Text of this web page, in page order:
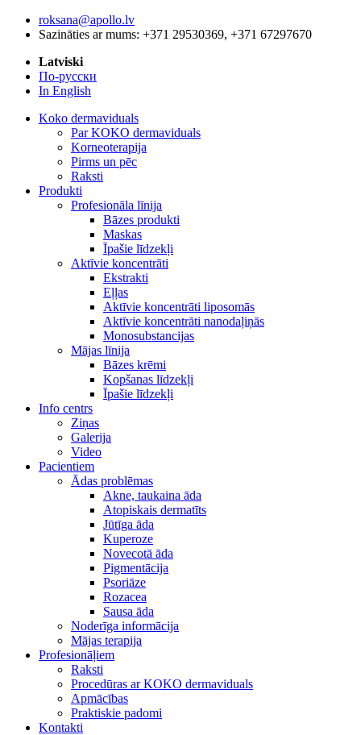
roksana@apollo.lv
Sazināties ar mums: +371 29530369, +371 67297670
Latviski
По-русски
In English
Koko dermaviduals
Par KOKO dermaviduals
Korneoterapija
Pirms un pēc
Raksti
Produkti
Profesionāla līnija
Bāzes produkti
Maskas
Īpašie līdzekļi
Aktīvie koncentrāti
Ekstrakti
Eļļas
Aktīvie koncentrāti liposomās
Aktīvie koncentrāti nanodaļiņās
Monosubstancijas
Mājas līnija
Bāzes krēmi
Kopšanas līdzekļi
Īpašie līdzekļi
Info centrs
Ziņas
Galerija
Video
Pacientiem
Ādas problēmas
Akne, taukaina āda
Atopiskais dermatīts
Jūtīga āda
Kuperoze
Novecotā āda
Pigmentācija
Psoriāze
Rozacea
Sausa āda
Noderīga informācija
Mājas terapija
Profesionāļiem
Raksti
Procedūras ar KOKO dermaviduals
Apmācības
Praktiskie padomi
Kontakti